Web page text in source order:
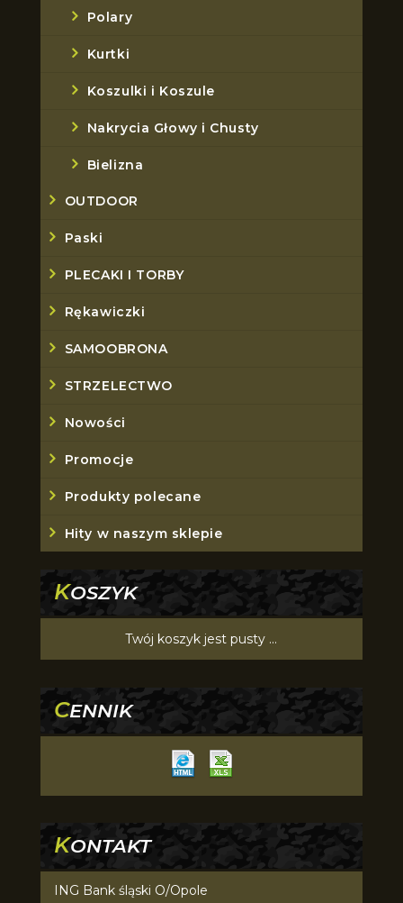
Polary
Kurtki
Koszulki i Koszule
Nakrycia Głowy i Chusty
Bielizna
OUTDOOR
Paski
PLECAKI I TORBY
Rękawiczki
SAMOOBRONA
STRZELECTWO
Nowości
Promocje
Produkty polecane
Hity w naszym sklepie
KOSZYK
Twój koszyk jest pusty ...
CENNIK
KONTAKT
ING Bank śląski O/Opole